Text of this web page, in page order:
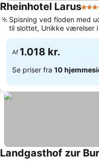
Rheinhotel Larus4
Spisning ved floden med
til slottet, Unikke værelser
plan
Af 1.018 kr.
Se priser fra 10
Landgasthof zur